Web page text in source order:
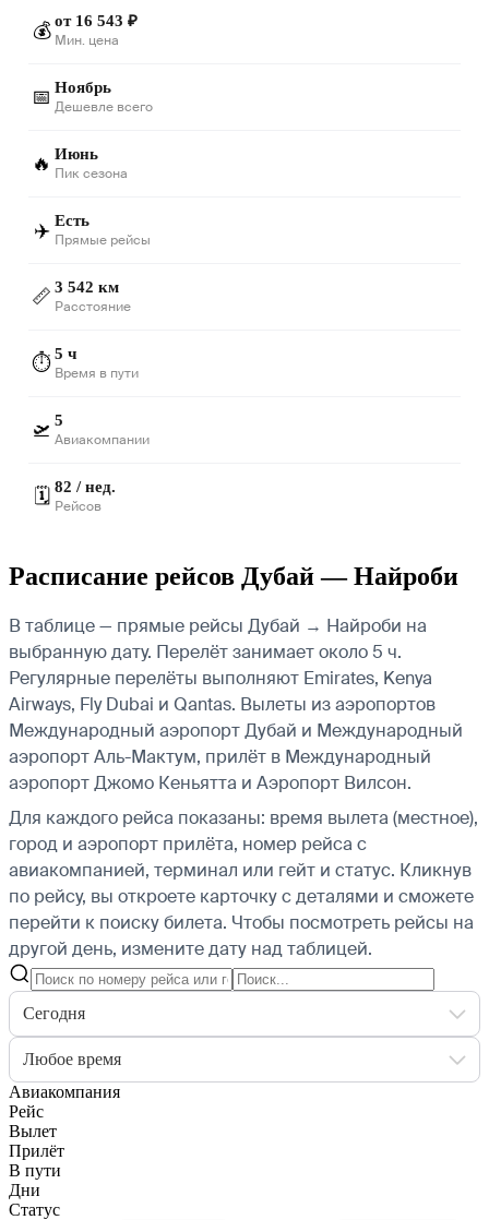
💰 от 16 543 ₽
Мин. цена
📅 Ноябрь
Дешевле всего
🔥 Июнь
Пик сезона
✈️ Есть
Прямые рейсы
📏 3 542 км
Расстояние
⏱️5 ч
Время в пути
🛫 5
Авиакомпании
🗓️ 82 / нед.
Рейсов
Расписание рейсов Дубай — Найроби
В таблице — прямые рейсы Дубай → Найроби на
выбранную дату. Перелёт занимает около 5 ч.
Регулярные перелёты выполняют Emirates, Kenya
Airways, Fly Dubai и Qantas. Вылеты из аэропортов
Международный аэропорт Дубай и Международный
аэропорт Аль-Мактум, прилёт в Международный
аэропорт Джомо Кеньятта и Аэропорт Вилсон.
Для каждого рейса показаны: время вылета (местное),
город и аэропорт прилёта, номер рейса с
авиакомпанией, терминал или гейт и статус. Кликнув
по рейсу, вы откроете карточку с деталями и сможете
перейти к поиску билета. Чтобы посмотреть рейсы на
другой день, измените дату над таблицей.
Сегодня
Любое время
Авиакомпания
Рейс
Вылет
Прилёт
В пути
Дни
Статус